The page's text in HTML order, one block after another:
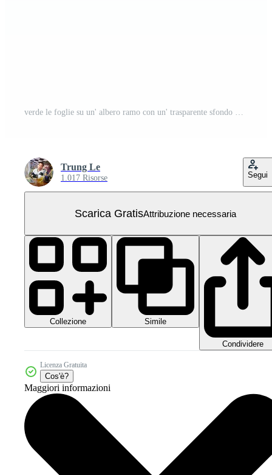
verde le foglie su un' albero ramo con un' trasparente sfondo PNG Gratuito
Trung Le
1.017 Risorse Segui
Scarica GratisAttribuzione necessaria
Collezione Simile
Condividere
Licenza Gratuita
Cos'è?
Maggiori informazioni